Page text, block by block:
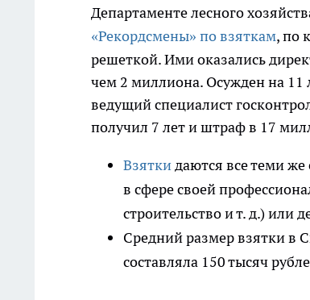
Департаменте лесного
«Рекордсмены» по взяткам, по
решеткой. Ими оказались
чем 2 миллиона. Осужден на 11
ведущий специалист
получил 7 лет и штраф в 17
Взяткидаются все теми же
в сфере своей
строительство и т. д.) или
Средний размер взятки в
составляла 150 тысяч